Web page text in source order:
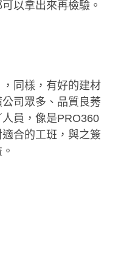
以拿出來再檢驗。
，同樣，有好的建材
司眾多、品質良莠
員，像是PRO360
合的工班，與之簽